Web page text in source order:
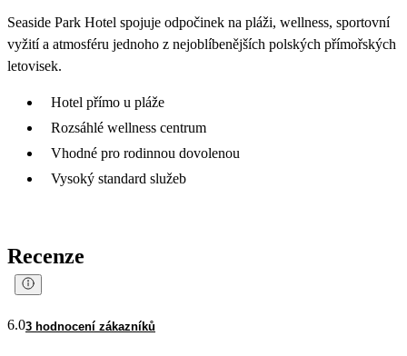
Seaside Park Hotel spojuje odpočinek na pláži, wellness, sportovní
vyžití a atmosféru jednoho z nejoblíbenějších polských přímořských
letovisek.
Hotel přímo u pláže
Rozsáhlé wellness centrum
Vhodné pro rodinnou dovolenou
Vysoký standard služeb
Recenze
6.03 hodnocení zákazníků